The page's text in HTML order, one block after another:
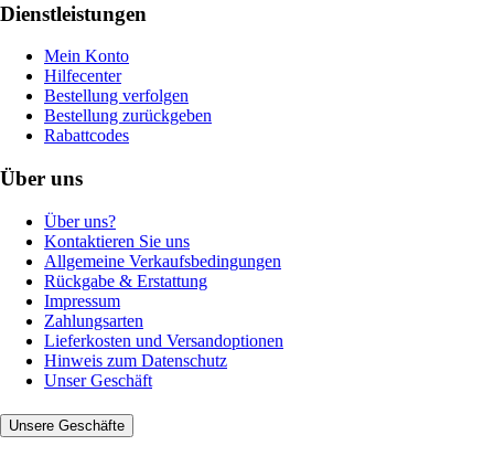
Dienstleistungen
Mein Konto
Hilfecenter
Bestellung verfolgen
Bestellung zurückgeben
Rabattcodes
Über uns
Über uns?
Kontaktieren Sie uns
Allgemeine Verkaufsbedingungen
Rückgabe & Erstattung
Impressum
Zahlungsarten
Lieferkosten und Versandoptionen
Hinweis zum Datenschutz
Unser Geschäft
Unsere Geschäfte